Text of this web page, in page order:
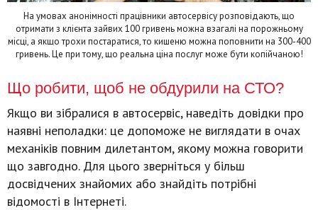
На умовах анонімності працівники автосервісу розповідають, що
отримати з клієнта зайвих 100 гривень можна взагалі на порожньому
місці, а якщо трохи постаратися, то кишеню можна поповнити на 300-400
гривень. Це при тому, що реальна ціна послуг може бути копійчаною!
Що робити, щоб не обдурили на СТО?
Якщо ви зібралися в автосервіс, наведіть довідки про
наявні неполадки: це допоможе не виглядати в очах
механіків повним дилетантом, якому можна говорити
що завгодно. Для цього зверніться у більш
досвідчених знайомих або знайдіть потрібні
відомості в Інтернеті.